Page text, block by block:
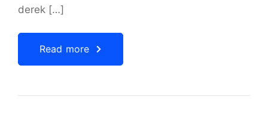
derek […]
Read more